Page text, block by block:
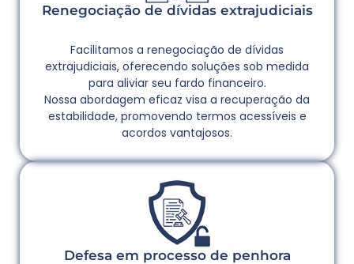
Renegociação de dívidas extrajudiciais
Facilitamos a renegociação de dívidas
extrajudiciais, oferecendo soluções sob medida
para aliviar seu fardo financeiro.
Nossa abordagem eficaz visa a recuperação da
estabilidade, promovendo termos acessíveis e
acordos vantajosos.
Defesa em processo de penhora